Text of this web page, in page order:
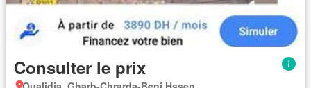
Consulter le prix